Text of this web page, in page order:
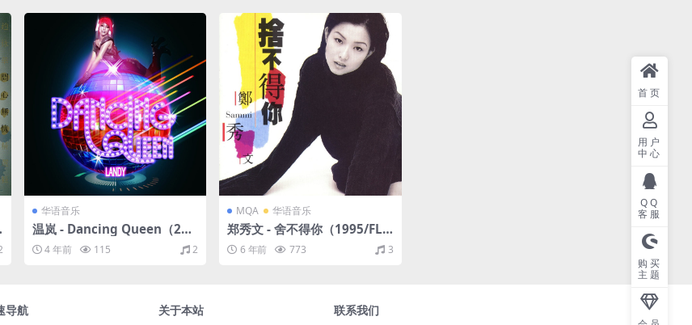
华语音乐
温岚 - Dancing Queen（200
9/FLAC/分轨/259M）
4 年前 115 2
MQA 华语音乐
郑秀文 - 舍不得你（1995/FLA
C/分轨/258M）(MQA/16bit/
44.1kHz)
6 年前 773 3
导航
关于本站
联系我们
首页
用户
中心
QQ
客服
购买
主题